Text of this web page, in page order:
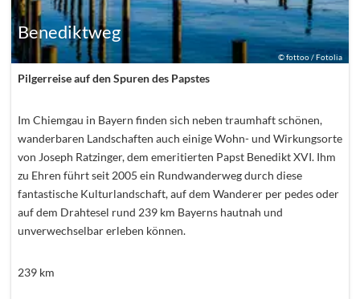
©fottoo / Fotolia
Benediktweg
Pilgerreise auf den Spuren des Papstes
Im Chiemgau in Bayern finden sich neben traumhaft schönen,
wanderbaren Landschaften auch einige Wohn- und Wirkungsorte
von Joseph Ratzinger, dem emeritierten Papst Benedikt XVI. Ihm
zu Ehren führt seit 2005 ein Rundwanderweg durch diese
fantastische Kulturlandschaft, auf dem Wanderer per pedes oder
auf dem Drahtesel rund 239 km Bayerns hautnah und
unverwechselbar erleben können.
239km